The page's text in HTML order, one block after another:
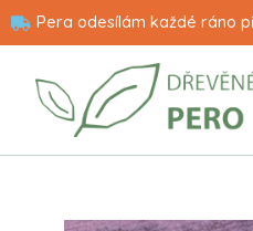
Pera odesílám každé ráno